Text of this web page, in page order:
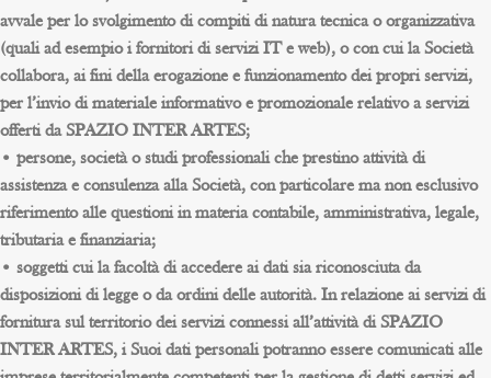
avvale per lo svolgimento di compiti di natura tecnica o organizzativa
(quali ad esempio i fornitori di servizi IT e web), o con cui la Società
collabora, ai fini della erogazione e funzionamento dei propri servizi,
per l’invio di materiale informativo e promozionale relativo a servizi
offerti da SPAZIO INTER ARTES;
• persone, società o studi professionali che prestino attività di
assistenza e consulenza alla Società, con particolare ma non esclusivo
riferimento alle questioni in materia contabile, amministrativa, legale,
tributaria e finanziaria;
• soggetti cui la facoltà di accedere ai dati sia riconosciuta da
disposizioni di legge o da ordini delle autorità. In relazione ai servizi di
fornitura sul territorio dei servizi connessi all’attività di SPAZIO
INTER ARTES, i Suoi dati personali potranno essere comunicati alle